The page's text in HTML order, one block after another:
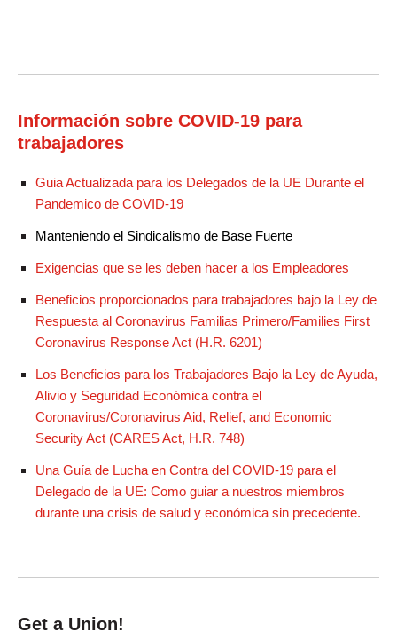
Información sobre COVID-19 para
trabajadores
Guia Actualizada para los Delegados de la UE Durante el
Pandemico de COVID-19
Manteniendo el Sindicalismo de Base Fuerte
Exigencias que se les deben hacer a los Empleadores
Beneficios proporcionados para trabajadores bajo la Ley de
Respuesta al Coronavirus Familias Primero/Families First
Coronavirus Response Act (H.R. 6201)
Los Beneficios para los Trabajadores Bajo la Ley de Ayuda,
Alivio y Seguridad Económica contra el
Coronavirus/Coronavirus Aid, Relief, and Economic
Security Act (CARES Act, H.R. 748)
Una Guía de Lucha en Contra del COVID-19 para el
Delegado de la UE: Como guiar a nuestros miembros
durante una crisis de salud y económica sin precedente.
Get a Union!